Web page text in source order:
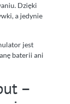
Dzięki
a jedynie
jest
baterii ani
–